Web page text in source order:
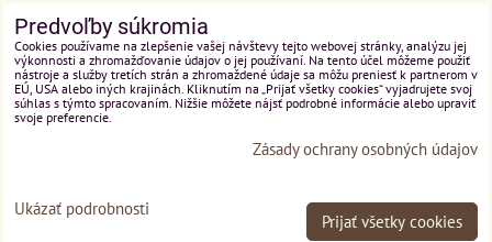
Predvoľby súkromia
Cookies používame na zlepšenie vašej návštevy tejto webovej stránky, analýzu jej
výkonnosti a zhromažďovanie údajov o jej používaní. Na tento účel môžeme použiť
nástroje a služby tretích strán a zhromaždené údaje sa môžu preniesť k partnerom v
EÚ, USA alebo iných krajinách. Kliknutím na „Prijať všetky cookies“ vyjadrujete svoj
súhlas s týmto spracovaním. Nižšie môžete nájsť podrobné informácie alebo upraviť
svoje preferencie.
Zásady ochrany osobných údajov
Ukázať podrobnosti
Prijať všetky cookies